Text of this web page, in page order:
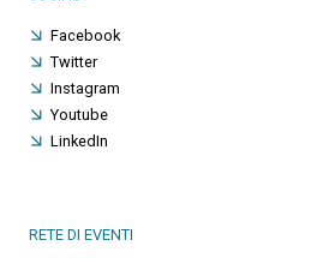
Facebook
Twitter
Instagram
Youtube
LinkedIn
RETE DI EVENTI